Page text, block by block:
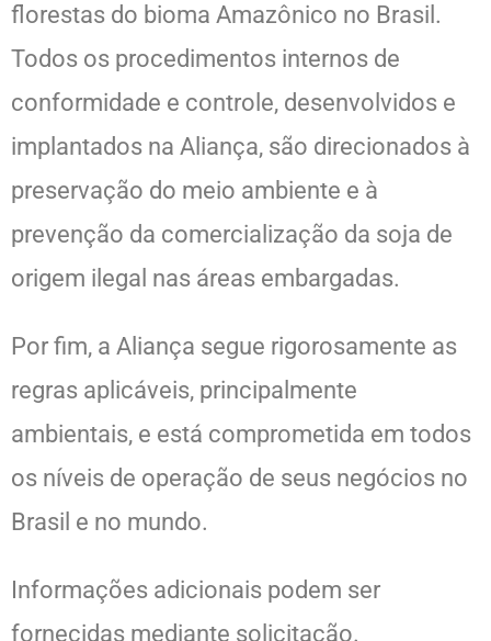
florestas do bioma Amazônico no Brasil.
Todos os procedimentos internos de
conformidade e controle, desenvolvidos e
implantados na Aliança, são direcionados à
preservação do meio ambiente e à
prevenção da comercialização da soja de
origem ilegal nas áreas embargadas.
Por fim, a Aliança segue rigorosamente as
regras aplicáveis, principalmente
ambientais, e está comprometida em todos
os níveis de operação de seus negócios no
Brasil e no mundo.
Informações adicionais podem ser
fornecidas mediante solicitação.